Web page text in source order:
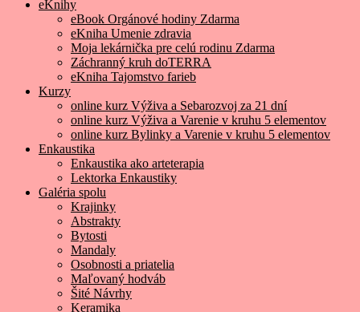
eKnihy
eBook Orgánové hodiny Zdarma
eKniha Umenie zdravia
Moja lekárnička pre celú rodinu Zdarma
Záchranný kruh doTERRA
eKniha Tajomstvo farieb
Kurzy
online kurz Výživa a Sebarozvoj za 21 dní
online kurz Výživa a Varenie v kruhu 5 elementov
online kurz Bylinky a Varenie v kruhu 5 elementov
Enkaustika
Enkaustika ako arteterapia
Lektorka Enkaustiky
Galéria spolu
Krajinky
Abstrakty
Bytosti
Mandaly
Osobnosti a priatelia
Maľovaný hodváb
Šité Návrhy
Keramika